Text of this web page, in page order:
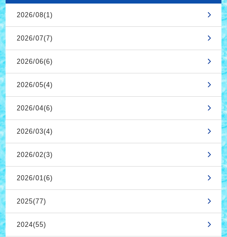
2026/08(1)
2026/07(7)
2026/06(6)
2026/05(4)
2026/04(6)
2026/03(4)
2026/02(3)
2026/01(6)
2025(77)
2024(55)